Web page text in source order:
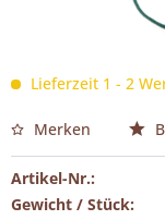
Lieferzeit 1 - 2
Merken
Artikel-Nr.:
Gewicht / Stück: